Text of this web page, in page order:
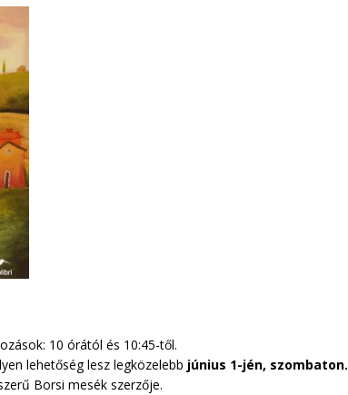
10 órától és 10:45-től.
lehetőség lesz legközelebb június 1-jén, szombaton.
Borsi mesék szerzője.